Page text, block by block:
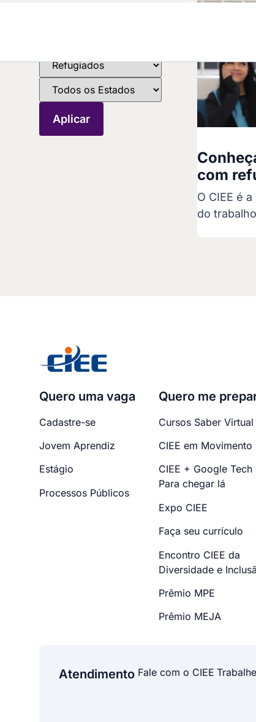
com
O CIEE é
do
Quero uma vaga
Cadastre-se
Jovem Aprendiz
Estágio
Processos Públicos
Quero me
Cursos Saber Virtual
CIEE em Movimento
CIEE + Google Tech
Para chegar lá
Expo CIEE
Faça seu currículo
Encontro CIEE da
Diversidade e
Prêmio MPE
Prêmio MEJA
Atendimento Fale com o CIEE